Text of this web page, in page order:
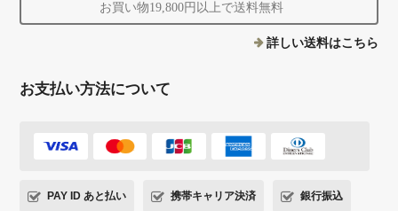
お買い物19,800円以上で送料無料
詳しい送料はこちら
お支払い方法について
PAY ID あと払い 携帯キャリア決済 銀行振込